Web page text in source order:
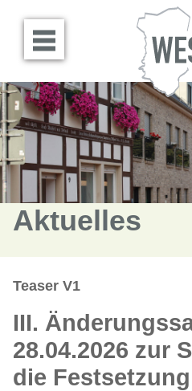
Menü öffnen
Aktuelles
Teaser V1
III.
28.04.2026 zur
die